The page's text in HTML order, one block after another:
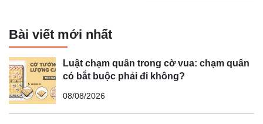
Bài viết mới nhất
Luật chạm quân trong cờ vua: chạm quân
có bắt buộc phải đi không?
08/08/2026